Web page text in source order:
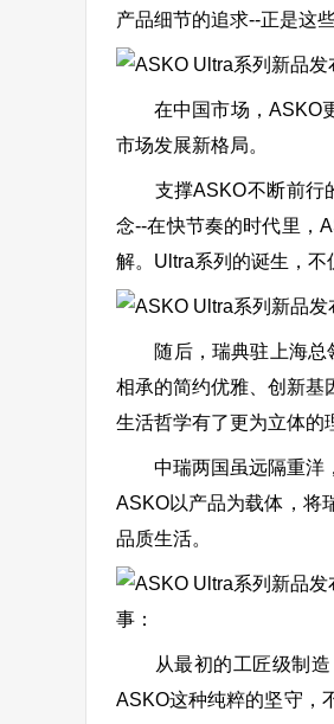
产品细节的追求--正是这
在中国市场，ASKO更
市场发展新格局。
支撑ASKO不断前行的
念--在快节奏的时代里，
解。Ultra系列的诞生，不
随后，瑞典驻上海总领
相承的简约优雅、创新基
生活哲学有了更为立体的
中瑞两国虽远隔重洋，
ASKO以产品为载体，将
品质生活。
事：
从最初的工匠级制造，
ASKO这种纯粹的坚守，